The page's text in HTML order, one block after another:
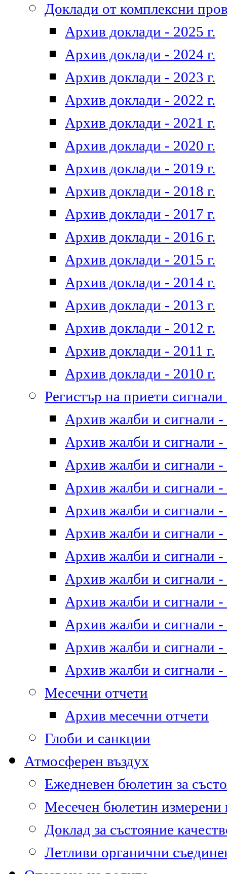
Доклади от комплексни
Архив доклади - 2025 г.
Архив доклади - 2024 г.
Архив доклади - 2023 г.
Архив доклади - 2022 г.
Архив доклади - 2021 г.
Архив доклади - 2020 г.
Архив доклади - 2019 г.
Архив доклади - 2018 г.
Архив доклади - 2017 г.
Архив доклади - 2016 г.
Архив доклади - 2015 г.
Архив доклади - 2014 г.
Архив доклади - 2013 г.
Архив доклади - 2012 г.
Архив доклади - 2011 г.
Архив доклади - 2010 г.
Регистър на приети
Архив жалби и сигнали -
Архив жалби и сигнали -
Архив жалби и сигнали -
Архив жалби и сигнали -
Архив жалби и сигнали -
Архив жалби и сигнали -
Архив жалби и сигнали -
Архив жалби и сигнали -
Архив жалби и сигнали -
Архив жалби и сигнали -
Архив жалби и сигнали -
Архив жалби и сигнали -
Месечни отчети
Архив месечни отчети
Глоби и санкции
Атмосферен въздух
Ежедневен бюлетин за
Месечен бюлетин
Доклад за състояние
Летливи органични